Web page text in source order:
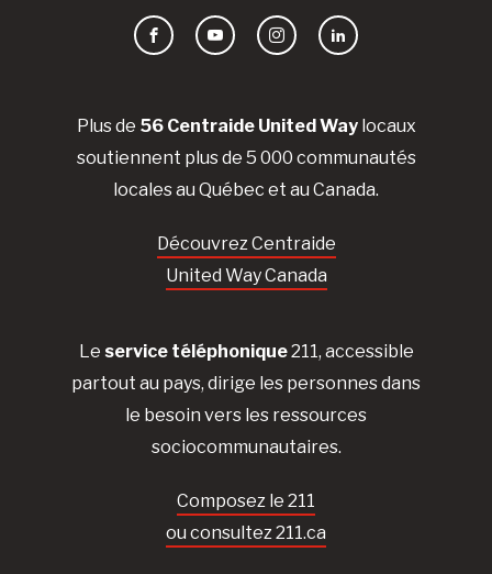
Plus de 56 Centraide United Waylocaux
soutiennent plus de 5 000 communautés
locales au Québec et au Canada.
Découvrez Centraide
United Way Canada
Le service téléphonique211, accessible
partout au pays, dirige les personnes dans
le besoin vers les ressources
sociocommunautaires.
Composez le 211
ou consultez 211.ca
FacebookYouTubeInstagramLinkedIn